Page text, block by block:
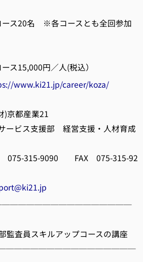
名 ※各コースとも全回参加
円／人(税込）
www.ki21.jp/career/koza/
都産業21
援部 経営支援・人材育成
9090 FAX 075-315-92
監査員スキルアップコースの講座